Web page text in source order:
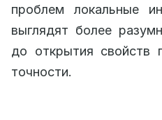
проблем локальные
выглядят более
до открытия свойств
точности.